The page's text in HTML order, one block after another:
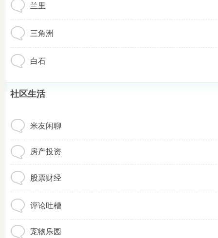
兰里
三角洲
白石
社区生活
米友闲聊
房产投资
股票财经
评论吐槽
宠物乐园